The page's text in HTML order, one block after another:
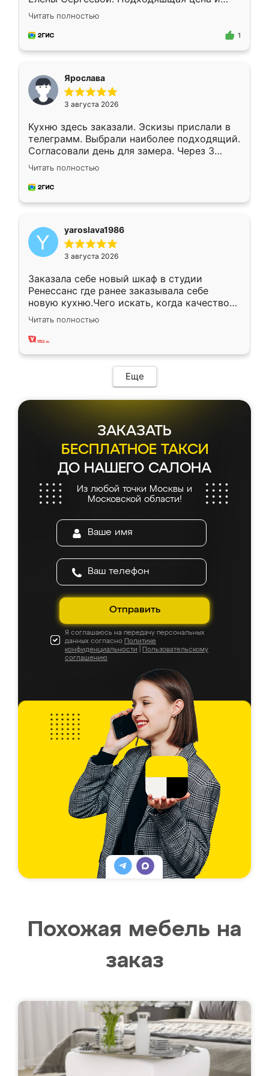
короткие сроки изготовления. Приехавший
для замера сотрудник Владислав
предложил по моему эскизу самый
Читать полностью
1
Ярослава
3 августа 2026
Кухню здесь заказали. Эскизы прислали в
телеграмм. Выбрали наиболее подходящий.
Согласовали день для замера. Через 3
недели кухня была уже готова. Остались
довольны работой. Спасибо Ренессанс
мебель за качественную работу!
Читать полностью
yaroslava1986
3 августа 2026
Заказала себе новый шкаф в студии
Ренессанс где ранее заказывала себе
новую кухню.Чего искать, когда качеством
вполне довольна. Служит кухня уже почти
два года, нареканий нет.
Читать полностью
Еще
ЗАКАЗАТЬ
БЕСПЛАТНОЕ ТАКСИ
ДО НАШЕГО САЛОНА
Из любой точки Москвы и
Московской области!
Отправить
Я соглашаюсь на передачу персональных
данных согласно Политике
конфиденциальности
Пользовательскому
соглашению
Похожая мебель на
заказ